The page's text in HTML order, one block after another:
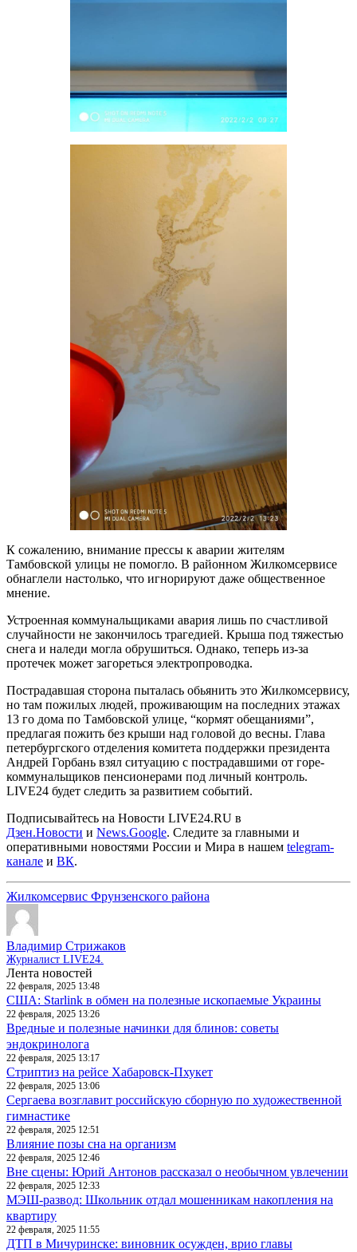
К сожалению, внимание прессы к аварии жителям
Тамбовской улицы не помогло. В районном Жилкомсервисе
обнаглели настолько, что игнорируют даже общественное
мнение.
Устроенная коммунальщиками авария лишь по счастливой
случайности не закончилось трагедией. Крыша под тяжестью
снега и наледи могла обрушиться. Однако, теперь из-за
протечек может загореться электропроводка.
Пострадавшая сторона пыталась обьянить это Жилкомсервису,
но там пожилых людей, проживающим на последних этажах
13 го дома по Тамбовской улице, “кормят обещаниями”,
предлагая пожить без крыши над головой до весны. Глава
петербургского отделения комитета поддержки президента
Андрей Горбань взял ситуацию с пострадавшими от горе-
коммунальщиков пенсионерами под личный контроль.
LIVE24 будет следить за развитием событий.
Подписывайтесь на Новости LIVE24.RU в
Дзен.Новости и News.Google. Следите за главными и
оперативными новостями России и Мира в нашем telegram-
канале и ВК.
Жилкомсервис Фрунзенского района
Владимир Стрижаков
Журналист LIVE24.
Лента новостей
22 февраля, 2025 13:48
США: Starlink в обмен на полезные ископаемые Украины
22 февраля, 2025 13:26
Вредные и полезные начинки для блинов: советы
эндокринолога
22 февраля, 2025 13:17
Стриптиз на рейсе Хабаровск-Пхукет
22 февраля, 2025 13:06
Сергаева возглавит российскую сборную по художественной
гимнастике
22 февраля, 2025 12:51
Влияние позы сна на организм
22 февраля, 2025 12:46
Вне сцены: Юрий Антонов рассказал о необычном увлечении
22 февраля, 2025 12:33
МЭШ-развод: Школьник отдал мошенникам накопления на
квартиру
22 февраля, 2025 11:55
ДТП в Мичуринске: виновник осужден, врио главы